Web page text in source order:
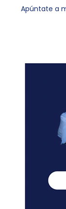
Apúntate a